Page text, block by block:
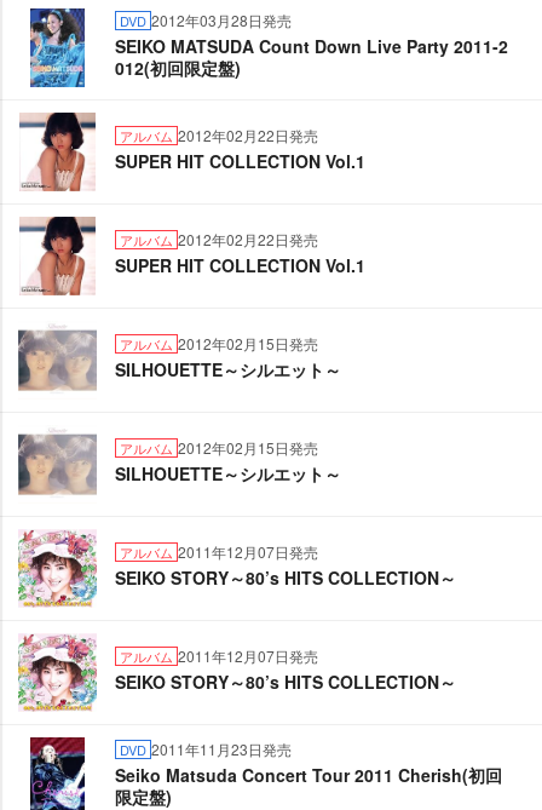
DVD 2012年03月28日発売
SEIKO MATSUDA Count Down Live Party 2011-2
012(初回限定盤)
アルバム 2012年02月22日発売
SUPER HIT COLLECTION Vol.1
アルバム 2012年02月22日発売
SUPER HIT COLLECTION Vol.1
アルバム 2012年02月15日発売
SILHOUETTE～シルエット～
アルバム 2012年02月15日発売
SILHOUETTE～シルエット～
アルバム 2011年12月07日発売
SEIKO STORY～80’s HITS COLLECTION～
アルバム 2011年12月07日発売
SEIKO STORY～80’s HITS COLLECTION～
DVD 2011年11月23日発売
Seiko Matsuda Concert Tour 2011 Cherish(初回
限定盤)